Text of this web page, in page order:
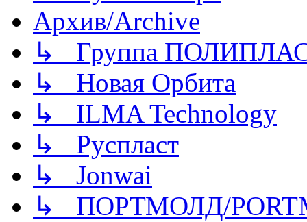
Архив/Archive
↳ Группа
↳ Новая Орбита
↳ ILMA Technology
↳ Руспласт
↳ Jonwai
↳ ПОРТМОЛД/